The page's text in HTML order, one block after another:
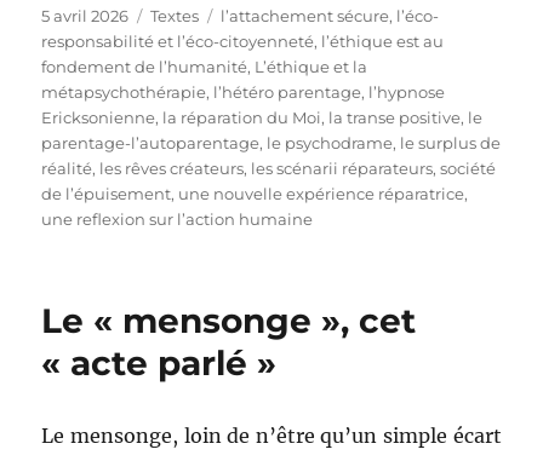
Publié
le
5 avril 2026 Catégories
Textes Étiquettes
l’attachement sécure, l’éco-
responsabilité et l’éco-citoyenneté, l’éthique est au
fondement de l’humanité, L’éthique et la
métapsychothérapie, l’hétéro parentage, l’hypnose
Ericksonienne, la réparation du Moi, la transe positive, le
parentage-l’autoparentage, le psychodrame, le surplus de
réalité, les rêves créateurs, les scénarii réparateurs,société
de l’épuisement, une nouvelle expérience réparatrice,
une reflexion sur l’action humaine
Le « mensonge », cet
« acte parlé »
Le mensonge, loin de n’être qu’un simple écart